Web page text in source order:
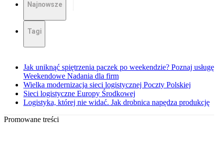
Najnowsze
Tagi
Jak uniknąć spiętrzenia paczek po weekendzie? Poznaj usługę
Weekendowe Nadania dla firm
Wielka modernizacja sieci logistycznej Poczty Polskiej
Sieci logistyczne Europy Środkowej
Logistyka, której nie widać. Jak drobnica napędza produkcję
Promowane treści